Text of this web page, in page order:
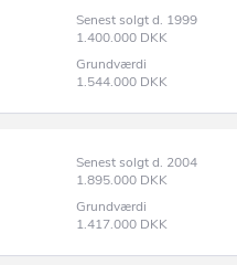
Senest solgt d. 1999
1.400.000 DKK
Grundværdi
1.544.000 DKK
Senest solgt d. 2004
1.895.000 DKK
Grundværdi
1.417.000 DKK